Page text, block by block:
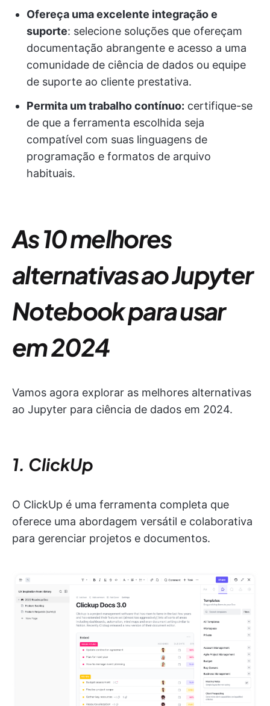
Ofereça uma excelente integração e
suporte: selecione soluções que ofereçam
documentação abrangente e acesso a uma
comunidade de ciência de dados ou equipe
de suporte ao cliente prestativa.
Permita um trabalho contínuo: certifique-se
de que a ferramenta escolhida seja
compatível com suas linguagens de
programação e formatos de arquivo
habituais.
As 10 melhores
alternativas ao Jupyter
Notebook para usar
em 2024
Vamos agora explorar as melhores alternativas
ao Jupyter para ciência de dados em 2024.
1. ClickUp
O ClickUp é uma ferramenta completa que
oferece uma abordagem versátil e colaborativa
para gerenciar projetos e documentos.